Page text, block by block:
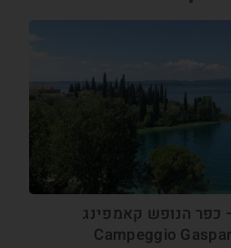
כפר הנופש קאמפינג